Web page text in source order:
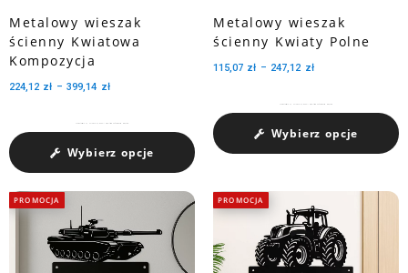
Metalowy wieszak
ścienny Kwiatowa
Kompozycja
224,12 zł – 399,14 zł
Wybierz opcje
Metalowy wieszak
ścienny Kwiaty Polne
115,07 zł – 247,12 zł
Wybierz opcje
PROMOCJA PROMOCJA